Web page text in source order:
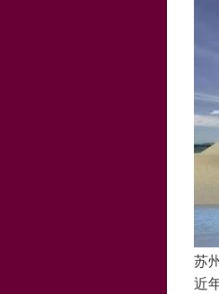
苏
近